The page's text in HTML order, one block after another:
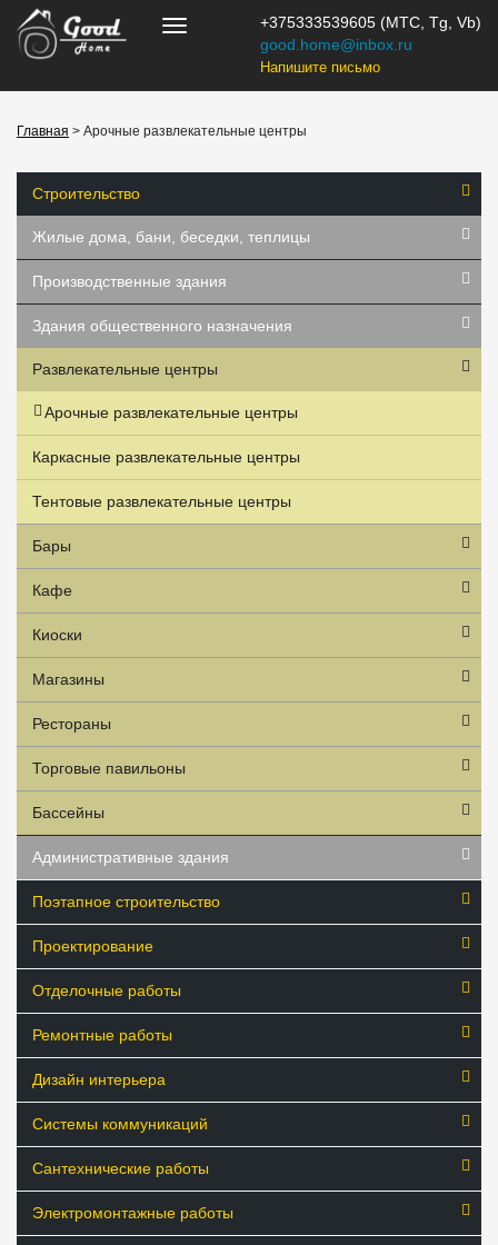
+375333539605 (МТС, Tg, Vb)
good.home@inbox.ru
Напишите письмо
Главная > Арочные развлекательные центры
Строительство
Жилые дома, бани, беседки, теплицы
Производственные здания
Здания общественного назначения
Развлекательные центры
Арочные развлекательные центры
Каркасные развлекательные центры
Тентовые развлекательные центры
Бары
Кафе
Киоски
Магазины
Рестораны
Торговые павильоны
Бассейны
Административные здания
Поэтапное строительство
Проектирование
Отделочные работы
Ремонтные работы
Дизайн интерьера
Системы коммуникаций
Сантехнические работы
Электромонтажные работы